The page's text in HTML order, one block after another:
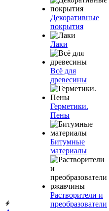
Декоративные
покрытия
Лаки
Всё для
древесины
Герметики.
Пены
Битумные
материалы
Растворители и
преобразователи